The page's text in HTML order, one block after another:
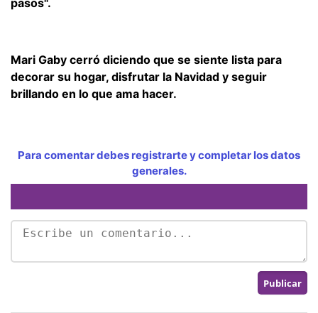
Mari Gaby cerró diciendo que se siente lista para
decorar su hogar, disfrutar la Navidad y seguir
brillando en lo que ama hacer.
Para comentar debes registrarte y completar los datos
generales.